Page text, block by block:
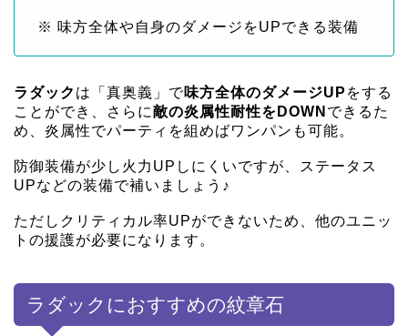
※ 味方全体や自身のダメージをUPできる装備
ラダック は「真奥義」で味方全体のダメージUP をする
ことができ、さらに敵の炎属性耐性をDOWN できるた
め、炎属性でパーティを組めばワンパンも可能。
防御装備が少し火力UPしにくいですが、ステータス
UPなどの装備で補いましょう♪
ただしクリティカル率UPができないため、他のユニッ
トの援護が必要になります。
ラダックにおすすめの紋章石